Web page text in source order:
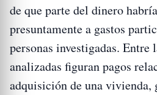
de que parte del dinero
presuntamente a gastos
personas investigadas. Entre
analizadas figuran pagos
adquisición de una vivienda,